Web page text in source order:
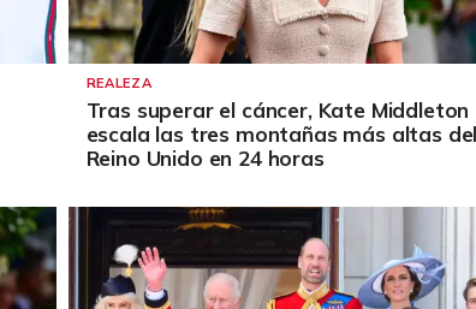
REALEZA
Tras superar el cáncer, Kate Middleton
escala las tres montañas más altas del
Reino Unido en 24 horas